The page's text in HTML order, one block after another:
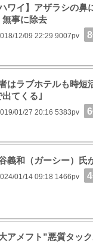
ワイ】アザラシの鼻
無事に除去
12/09 22:29 9007pv
はラブホテルも時短
出てくる｣
01/27 20:16 5383pv
義和（ガーシー）氏
01/14 09:18 1466pv
アメフト”悪質タッ